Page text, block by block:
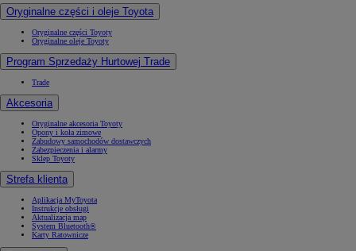
Oryginalne części i oleje Toyota
Oryginalne części Toyoty
Oryginalne oleje Toyoty
Program Sprzedaży Hurtowej Trade
Trade
Akcesoria
Oryginalne akcesoria Toyoty
Opony i koła zimowe
Zabudowy samochodów dostawczych
Zabezpieczenia i alarmy
Sklep Toyoty
Strefa klienta
Aplikacja MyToyota
Instrukcje obsługi
Aktualizacja map
System Bluetooth®
Karty Ratownicze